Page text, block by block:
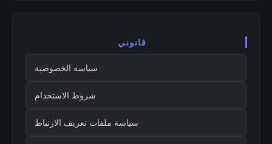
قانوني
سياسة الخصوصية
شروط الاستخدام
سياسة ملفات تعريف الارتباط